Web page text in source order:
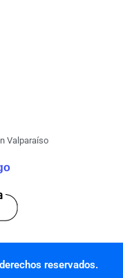
Valparaíso
reservados.